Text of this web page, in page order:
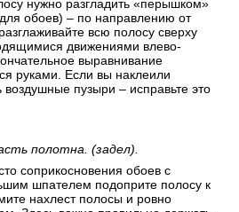
нужно разгладить «перышком»
обоев) – по направлению от
всю полосу сверху
движениями влево-
выравнивание
руками. Если вы наклеили
пузыри – исправьте это
полотна. (задел).
соприкосновения обоев с
шпателем подоприте полосу к
нахлест полосы и ровно